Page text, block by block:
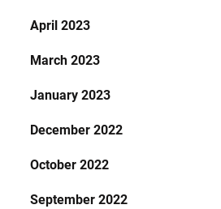
April 2023
March 2023
January 2023
December 2022
October 2022
September 2022